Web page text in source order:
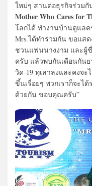
ใหม่ๆ สานต่อธุรกิจร่วมกั
Mother Who Cares for
โลกได้ ทำงานบ้านดูแล
Mrs.ได้ทำร่วมกัน ขอแส
ชวนแฟนนางงาม และผู้
ครับ แล้วพบกันเดือนกัน
วิด-19 ทุเลาลงและคงจ
ขึ้นเรื่อยๆ พวกเราก็จะไ
ด้วยกัน ขอบคุณครับ”